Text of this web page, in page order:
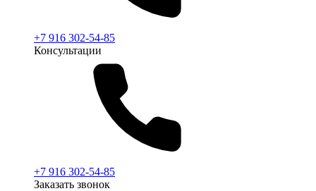
+7 916 302-54-85
Консультации
+7 916 302-54-85
Заказать звонок